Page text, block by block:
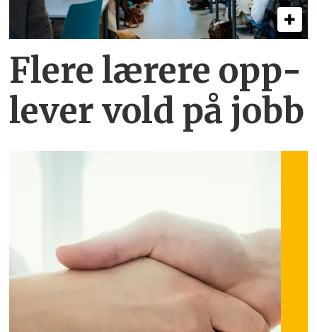
Flere lærere opp­
lever vold på jobb